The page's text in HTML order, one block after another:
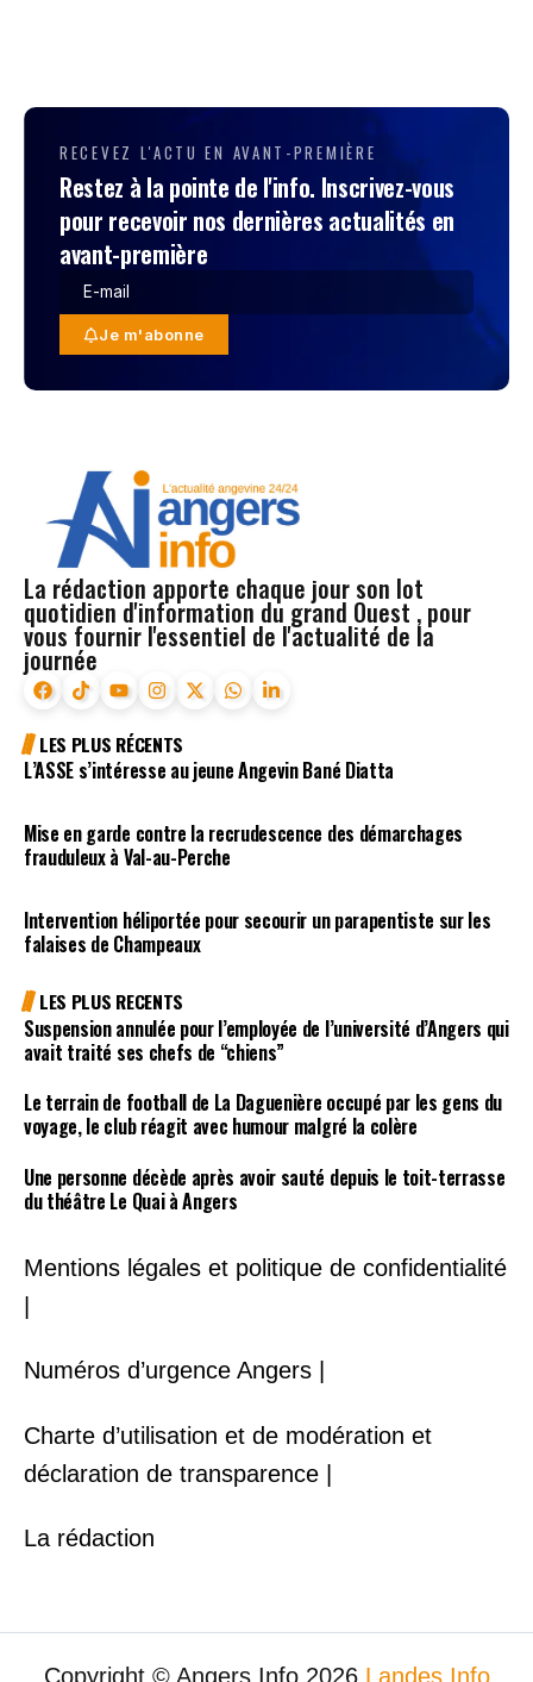
RECEVEZ L'ACTU EN AVANT-PREMIÈRE
Restez à la pointe de l'info. Inscrivez-vous
pour recevoir nos dernières actualités en
avant-première
Je m'abonne
La rédaction apporte chaque jour son lot
quotidien d'information du grand Ouest , pour
vous fournir l'essentiel de l'actualité de la
journée
LES PLUS RÉCENTS
L’ASSE s’intéresse au jeune Angevin Bané Diatta
Mise en garde contre la recrudescence des démarchages
frauduleux à Val-au-Perche
Intervention héliportée pour secourir un parapentiste sur les
falaises de Champeaux
LES PLUS RECENTS
Suspension annulée pour l’employée de l’université d’Angers qui
avait traité ses chefs de “chiens”
Le terrain de football de La Daguenière occupé par les gens du
voyage, le club réagit avec humour malgré la colère
Une personne décède après avoir sauté depuis le toit-terrasse
du théâtre Le Quai à Angers
Mentions légales et politique de confidentialité
Numéros d’urgence Angers |
Charte d’utilisation et de modération et
déclaration de transparence |
La rédaction
Copyright © Angers Info 2026 Landes Info